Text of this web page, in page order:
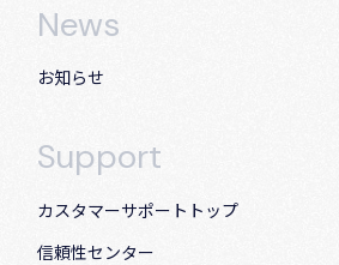
News
お知らせ
Support
カスタマーサポート トップ
信頼性センター